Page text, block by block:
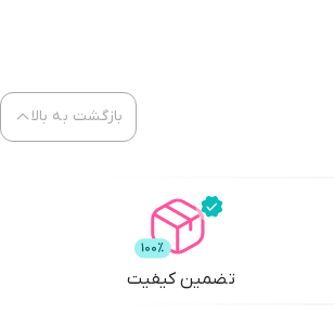
داد، بدون اینکه مژه‌ها به هم
بازگشت به بالا
تضمین کیفیت